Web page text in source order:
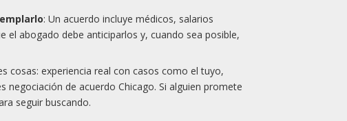
: Un acuerdo incluye médicos, salarios
abogado debe anticiparlos y, cuando sea posible,
cosas: experiencia real con casos como el tuyo,
de acuerdo Chicago. Si alguien promete
seguir buscando.